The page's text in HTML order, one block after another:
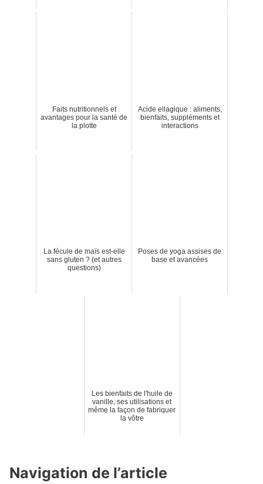
Faits nutritionnels et
avantages pour la santé de
la plotte
Acide ellagique : aliments,
bienfaits, suppléments et
interactions
La fécule de maïs est-elle
sans gluten ? (et autres
questions)
Poses de yoga assises de
base et avancées
Les bienfaits de l'huile de
vanille, ses utilisations et
même la façon de fabriquer
la vôtre
Navigation de l’article